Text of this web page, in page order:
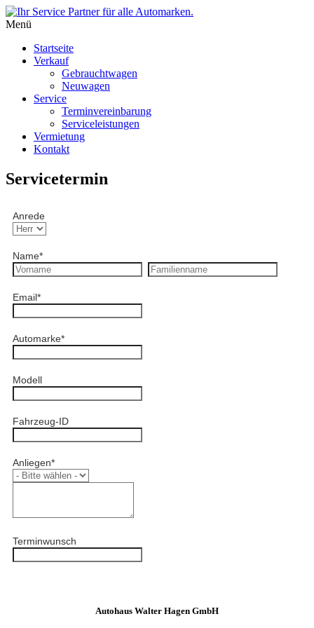
Menü
Startseite
Verkauf
Gebrauchtwagen
Neuwagen
Service
Terminvereinbarung
Serviceleistungen
Vermietung
Kontakt
Servicetermin
Anrede
Name*
Email*
Automarke*
Modell
Fahrzeug-ID
Anliegen*
Terminwunsch
Autohaus Walter Hagen GmbH